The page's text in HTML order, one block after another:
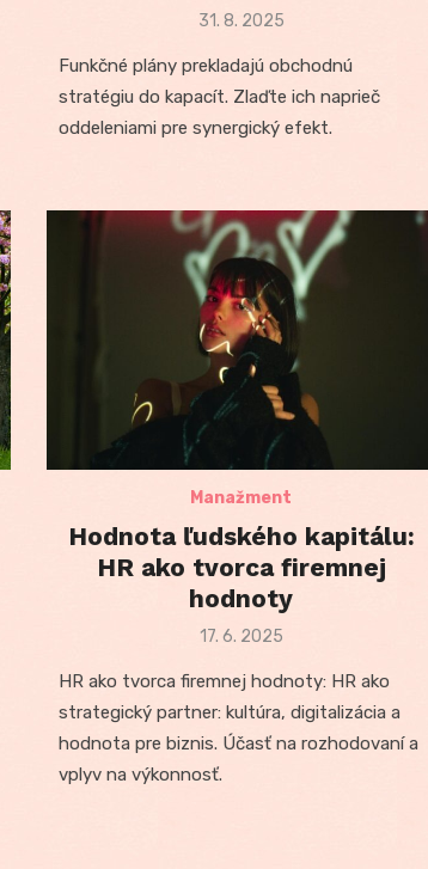
Posted
31. 8. 2025
Funkčné plány prekladajú obchodnú
stratégiu do kapacít. Zlaďte ich naprieč
oddeleniami pre synergický efekt.
Manažment
Hodnota ľudského kapitálu:
HR ako tvorca firemnej
hodnoty
Posted
17. 6. 2025
HR ako tvorca firemnej hodnoty: HR ako
strategický partner: kultúra, digitalizácia a
hodnota pre biznis. Účasť na rozhodovaní a
vplyv na výkonnosť.